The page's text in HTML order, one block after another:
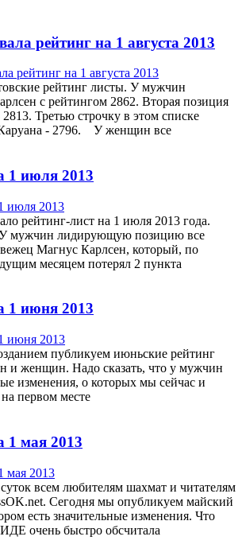
рейтинг на 1 августа 2013
рейтинг листы. У мужчин
с рейтингом 2862. Вторая позиция
Третью строчку в этом списке
- 2796. У женщин все
1 июля 2013
рейтинг-лист на 1 июля 2013 года.
мужчин лидирующую позицию все
Магнус Карлсен, который, по
месяцем потерял 2 пункта
1 июня 2013
публикуем июньские рейтинг
и женщин. Надо сказать, что у мужчин
изменения, о которых мы сейчас и
первом месте
1 мая 2013
всем любителям шахмат и читателям
Сегодня мы опубликуем майский
есть значительные изменения. Что
очень быстро обсчитала